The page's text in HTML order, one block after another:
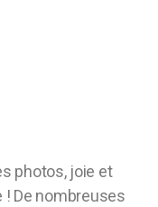
photos, joie et
! De nombreuses